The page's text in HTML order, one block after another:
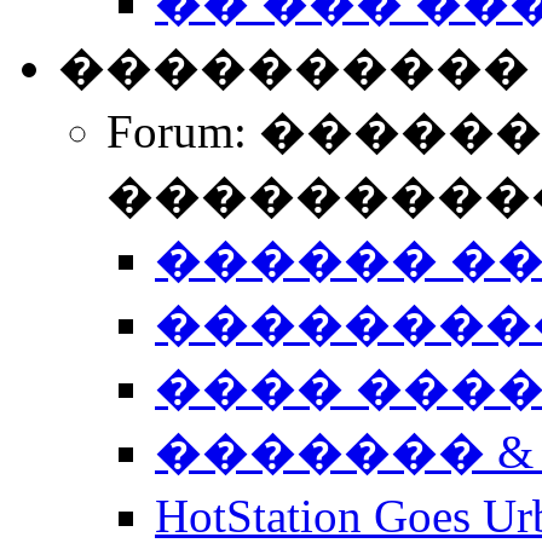
����������
Forum:
������
����
�������
HotStation